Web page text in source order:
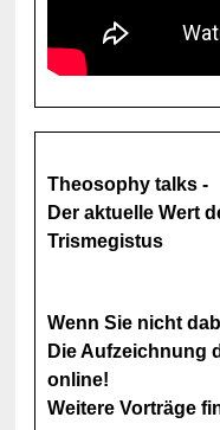
Theosophy talks -
Der aktuelle Wert
Trismegistus
Wenn Sie nicht
Die Aufzeichnung
online!
Weitere Vorträge